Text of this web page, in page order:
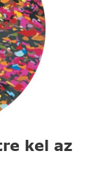
kel az